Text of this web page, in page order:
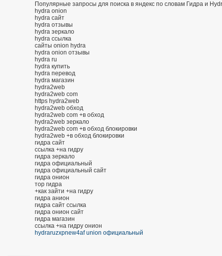
Популярные запросы для поиска в яндекс по словам Гидра и
hydra onion
hydra сайт
hydra отзывы
hydra зеркало
hydra ссылка
сайты onion hydra
hydra onion отзывы
hydra ru
hydra купить
hydra перевод
hydra магазин
hydra2web
hydra2web com
https hydra2web
hydra2web обход
hydra2web com +в обход
hydra2web зеркало
hydra2web com +в обход блокировки
hydra2web +в обход блокировки
гидра сайт
ссылка +на гидру
гидра зеркало
гидра официальный
гидра официальный сайт
гидра онион
тор гидра
+как зайти +на гидру
гидра анион
гидра сайт ссылка
гидра онион сайт
гидра магазин
ссылка +на гидру онион
hydraruzxpnew4af union официальный